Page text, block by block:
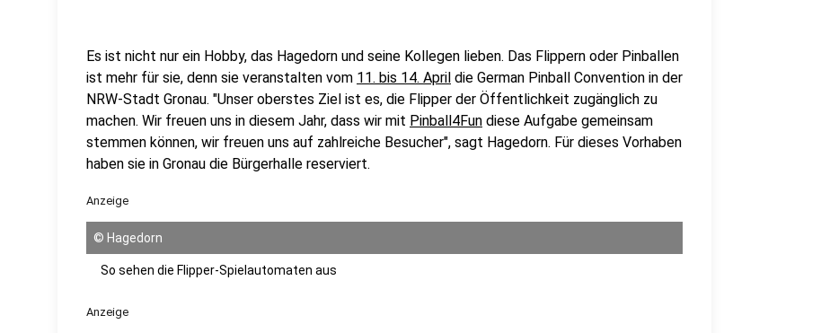
Es ist nicht nur ein Hobby, das Hagedorn und seine Kollegen lieben. Das Flippern oder Pinballen
ist mehr für sie, denn sie veranstalten vom 11. bis 14. April die German Pinball Convention in der
NRW-Stadt Gronau. "Unser oberstes Ziel ist es, die Flipper der Öffentlichkeit zugänglich zu
machen. Wir freuen uns in diesem Jahr, dass wir mit Pinball4Fun diese Aufgabe gemeinsam
stemmen können, wir freuen uns auf zahlreiche Besucher", sagt Hagedorn. Für dieses Vorhaben
haben sie in Gronau die Bürgerhalle reserviert.
Anzeige
© Hagedorn
So sehen die Flipper-Spielautomaten aus
Anzeige